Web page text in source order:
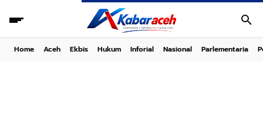
Home Aceh Ekbis Hukum Inforial Nasional Parlementaria